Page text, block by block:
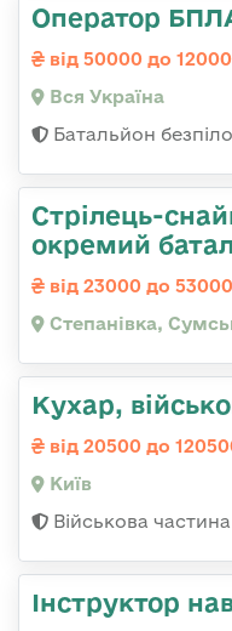
Оператор
від 50000 до
Вся Україна
Батальйон
Стрілець-
окремий
від 23000 до
Степанівка,
Кухар,
від 20500 до
Київ
Військова
Інструктор